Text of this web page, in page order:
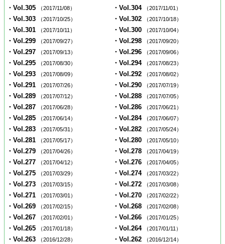
・Vol.305 （2017/11/08） ・Vol.304 （2017/11/01）
・Vol.303 （2017/10/25） ・Vol.302 （2017/10/18）
・Vol.301 （2017/10/11） ・Vol.300 （2017/10/04）
・Vol.299 （2017/09/27） ・Vol.298 （2017/09/20）
・Vol.297 （2017/09/13） ・Vol.296 （2017/09/06）
・Vol.295 （2017/08/30） ・Vol.294 （2017/08/23）
・Vol.293 （2017/08/09） ・Vol.292 （2017/08/02）
・Vol.291 （2017/07/26） ・Vol.290 （2017/07/19）
・Vol.289 （2017/07/12） ・Vol.288 （2017/07/05）
・Vol.287 （2017/06/28） ・Vol.286 （2017/06/21）
・Vol.285 （2017/06/14） ・Vol.284 （2017/06/07）
・Vol.283 （2017/05/31） ・Vol.282 （2017/05/24）
・Vol.281 （2017/05/17） ・Vol.280 （2017/05/10）
・Vol.279 （2017/04/26） ・Vol.278 （2017/04/19）
・Vol.277 （2017/04/12） ・Vol.276 （2017/04/05）
・Vol.275 （2017/03/29） ・Vol.274 （2017/03/22）
・Vol.273 （2017/03/15） ・Vol.272 （2017/03/08）
・Vol.271 （2017/03/01） ・Vol.270 （2017/02/22）
・Vol.269 （2017/02/15） ・Vol.268 （2017/02/08）
・Vol.267 （2017/02/01） ・Vol.266 （2017/01/25）
・Vol.265 （2017/01/18） ・Vol.264 （2017/01/11）
・Vol.263 （2016/12/28） ・Vol.262 （2016/12/14）